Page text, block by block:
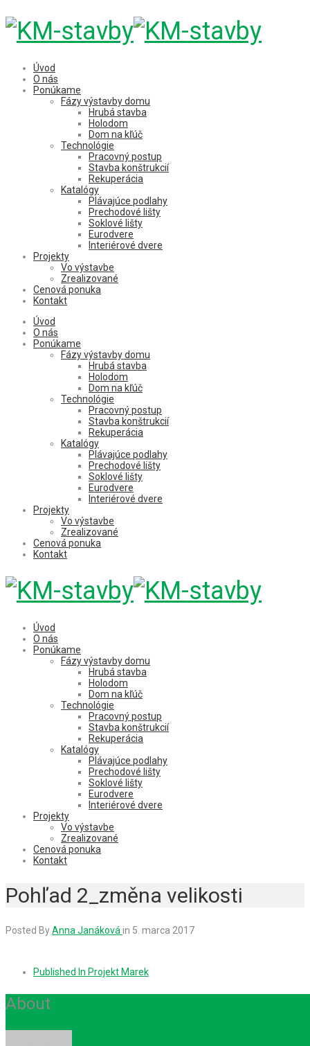
Úvod
O nás
Ponúkame
Fázy výstavby domu
Hrubá stavba
Holodom
Dom na kľúč
Technológie
Pracovný postup
Stavba konštrukcií
Rekuperácia
Katalógy
Plávajúce podlahy
Prechodové lišty
Soklové lišty
Eurodvere
Interiérové dvere
Projekty
Vo výstavbe
Zrealizované
Cenová ponuka
Kontakt
Úvod
O nás
Ponúkame
Fázy výstavby domu
Hrubá stavba
Holodom
Dom na kľúč
Technológie
Pracovný postup
Stavba konštrukcií
Rekuperácia
Katalógy
Plávajúce podlahy
Prechodové lišty
Soklové lišty
Eurodvere
Interiérové dvere
Projekty
Vo výstavbe
Zrealizované
Cenová ponuka
Kontakt
Úvod
O nás
Ponúkame
Fázy výstavby domu
Hrubá stavba
Holodom
Dom na kľúč
Technológie
Pracovný postup
Stavba konštrukcií
Rekuperácia
Katalógy
Plávajúce podlahy
Prechodové lišty
Soklové lišty
Eurodvere
Interiérové dvere
Projekty
Vo výstavbe
Zrealizované
Cenová ponuka
Kontakt
Pohľad 2_změna velikosti
Posted ByAnna Janákováin 5. marca 2017
Published In Projekt Marek
About